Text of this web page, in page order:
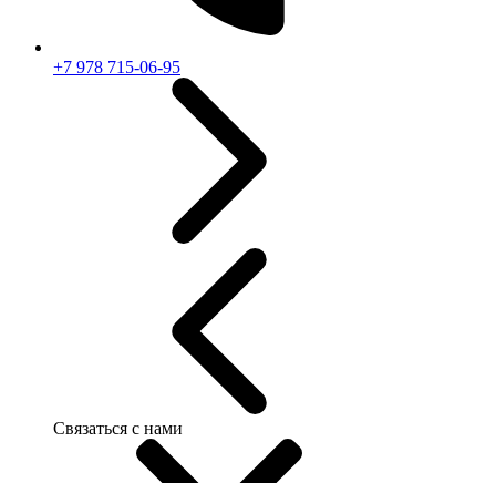
+7 978 715-06-95
Связаться с нами